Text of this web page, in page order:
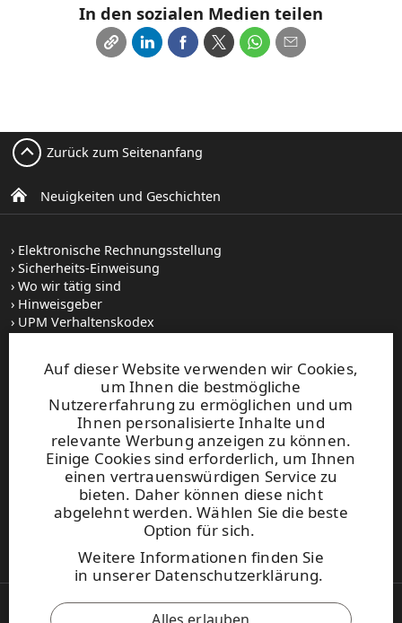
In den sozialen Medien teilen
Auf dieser Website verwenden wir Cookies,
um Ihnen die bestmögliche
Nutzererfahrung zu ermöglichen und um
Ihnen personalisierte Inhalte und
relevante Werbung anzeigen zu können.
Einige Cookies sind erforderlich, um Ihnen
einen vertrauenswürdigen Service zu
bieten. Daher können diese nicht
abgelehnt werden. Wählen Sie die beste
Option für sich.
Weitere Informationen finden Sie
in unserer Datenschutzerklärung.
Neuigkeiten und Geschichten
Zurück zum Seitenanfang
Elektronische Rechnungsstellung
Sicherheits-Einweisung
Wo wir tätig sind
Hinweisgeber
UPM Verhaltenskodex
Stellenangebote
Bilddatenbank
Abonnieren von Veröffentlichungen
Telefonzentrale
+358 (0) 204 15 111
Diese Website ist durch reCAPTCHA geschützt und es gelten
DatenschutzbestimmungenundNutzungsbedingungen